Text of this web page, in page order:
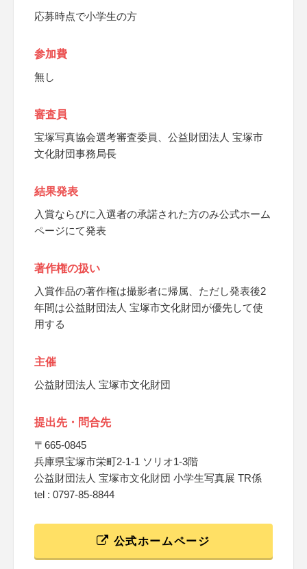
応募時点で小学生の方
参加費
無し
審査員
宝塚写真協会選考審査委員、公益財団法人 宝塚市
文化財団事務局長
結果発表
入賞ならびに入選者の承諾された方のみ公式ホーム
ページにて発表
著作権の扱い
入賞作品の著作権は撮影者に帰属、ただし発表後2
年間は公益財団法人 宝塚市文化財団が優先して使
用する
主催
公益財団法人 宝塚市文化財団
提出先・問合先
〒665-0845
兵庫県宝塚市栄町2-1-1 ソリオ1-3階
公益財団法人 宝塚市文化財団 小学生写真展 TR係
tel : 0797-85-8844
公式ホームページ